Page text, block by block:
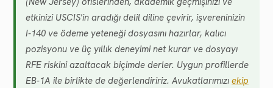
etkinizi USCIS'in aradığı delil diline çevirir, işvereninizin
I-140 ve ödeme yeteneği dosyasını hazırlar, kalıcı
pozisyonu ve üç yıllık deneyimi net kurar ve dosyayı
RFE riskini azaltacak biçimde derler. Uygun profillerde
EB-1A ile birlikte de değerlendiririz. Avukatlarımızı ekip